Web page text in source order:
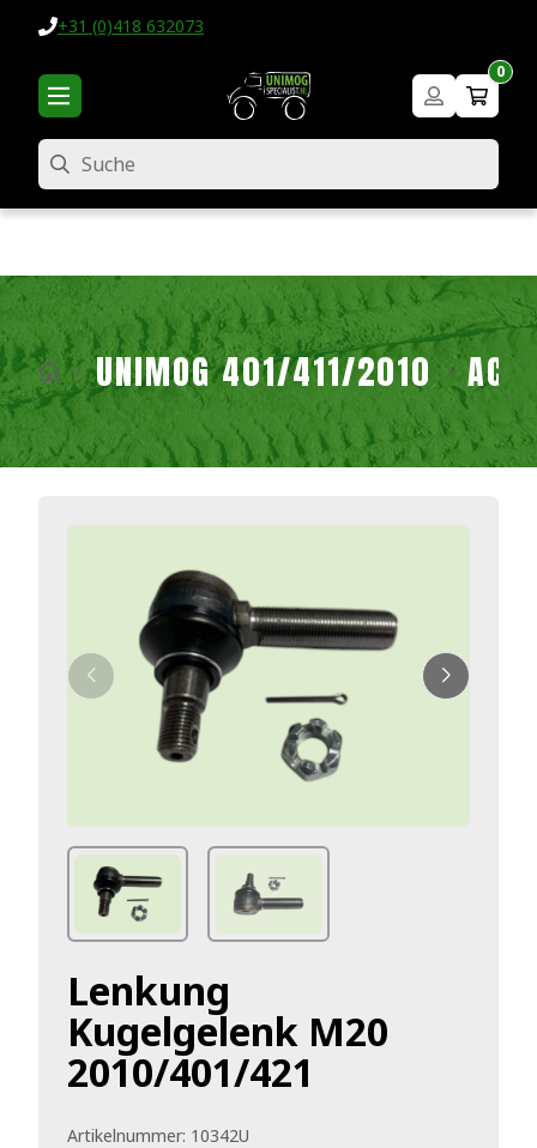
+31 (0)418 632073
0
Suche
UNIMOG 401/411/2010
Lenkung
Kugelgelenk M20
2010/401/421
Artikelnummer: 10342U